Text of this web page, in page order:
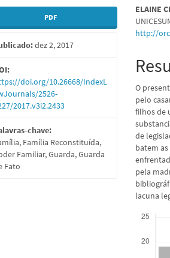
PDF
dez 2, 2017
doi.org/10.26668/IndexL
2526-
2017.v3i2.2433
chave:
Família Reconstituída,
Familiar, Guarda, Guarda
Fato
do
ELAINE
http://
O
pelo
filhos de
de
batem
pela
lacuna